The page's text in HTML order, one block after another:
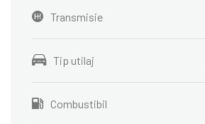
Transmisie
Tip utilaj
Combustibil